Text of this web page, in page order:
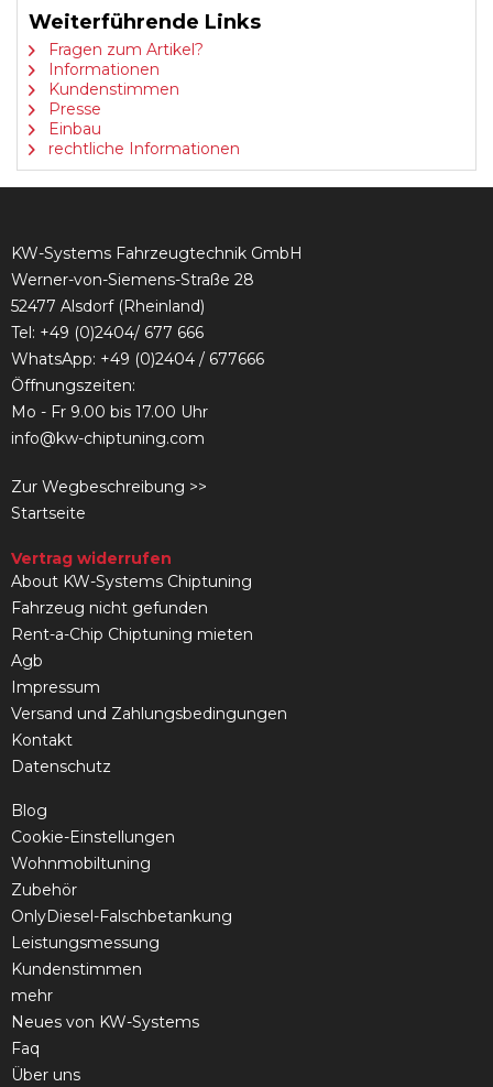
Weiterführende Links
Fragen zum Artikel?
Informationen
Kundenstimmen
Presse
Einbau
rechtliche Informationen
KW-Systems Fahrzeugtechnik GmbH
Werner-von-Siemens-Straße 28
52477 Alsdorf (Rheinland)
Tel: +49 (0)2404/ 677 666
WhatsApp: +49 (0)2404 / 677666
Öffnungszeiten:
Mo - Fr 9.00 bis 17.00 Uhr
info@kw-chiptuning.com
Zur Wegbeschreibung >>
Startseite
Vertrag widerrufen
About KW-Systems Chiptuning
Fahrzeug nicht gefunden
Rent-a-Chip Chiptuning mieten
Agb
Impressum
Versand und Zahlungsbedingungen
Kontakt
Datenschutz
Blog
Cookie-Einstellungen
Wohnmobiltuning
Zubehör
OnlyDiesel-Falschbetankung
Leistungsmessung
Kundenstimmen
mehr
Neues von KW-Systems
Faq
Über uns